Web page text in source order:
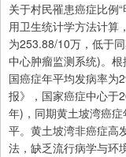
关于村民罹患癌症比例
用卫生统计学方法计算
为253.88/10万，低于
中心肿瘤监测系统)。
国癌症年平均发病率为
报》，国家癌症中心于
年)，同期黄土坡湾癌
平。黄土坡湾非癌症高
法，缺乏流行病学与环